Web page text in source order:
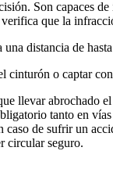
Son capaces
que la
una distancia de
cinturón o captar
llevar abrochado
tanto en
de sufrir un
circular seguro.